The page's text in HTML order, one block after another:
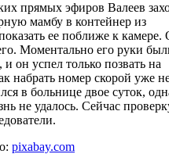
прямых эфиров Валеев
мамбу в контейнер из
ее поближе к камере.
Моментально его руки
он успел только позвать на
набрать номер скорой уже
в больнице двое суток,
не удалось. Сейчас
pixabay.com